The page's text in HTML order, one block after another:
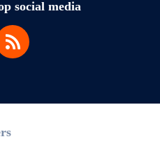
social media